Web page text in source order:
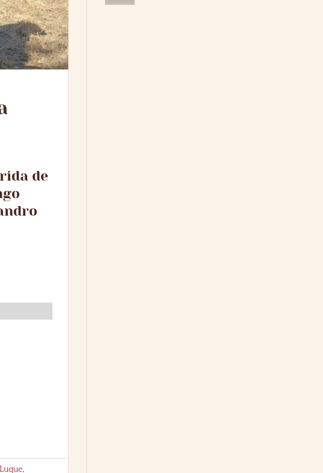
de
,